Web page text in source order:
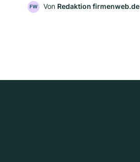
FW Von Redaktion firmenweb.de